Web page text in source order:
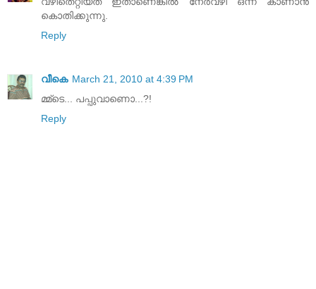
കൊതിക്കുന്നു.
Reply
വീകെ March 21, 2010 at 4:39 PM
മ്മ്ടെ... പപ്പുവാണൊ...?!
Reply